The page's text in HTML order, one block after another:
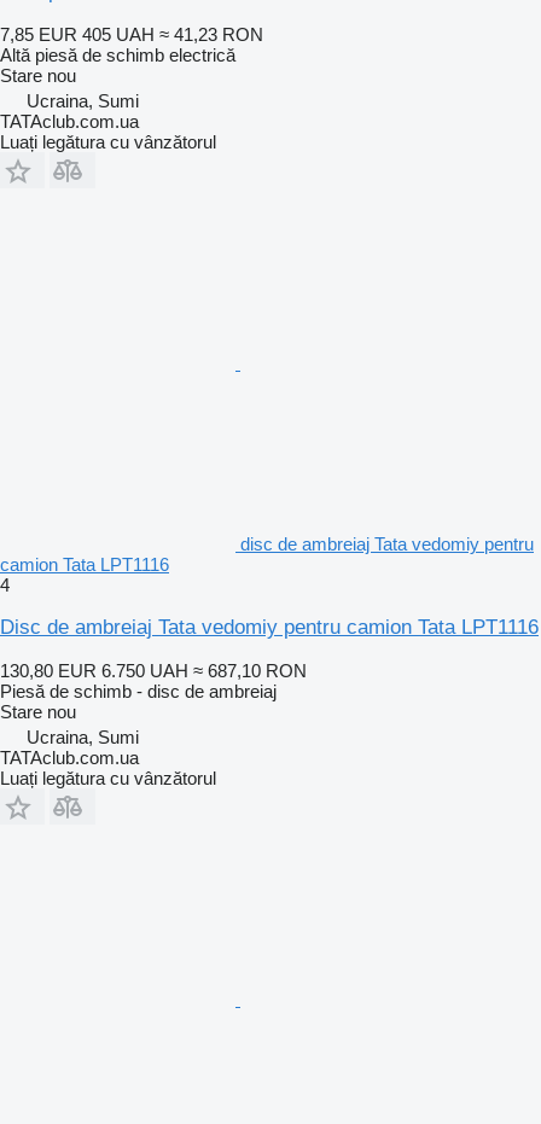
7,85 EUR 405 UAH ≈ 41,23 RON
Altă piesă de schimb electrică
Stare nou
Ucraina, Sumi
TATAclub.com.ua
Luați legătura cu vânzătorul
disc de ambreiaj Tata vedomiy pentru
camion Tata LPT1116
4
Disc de ambreiaj Tata vedomiy pentru camion Tata LPT1116
130,80 EUR 6.750 UAH ≈ 687,10 RON
Piesă de schimb - disc de ambreiaj
Stare nou
Ucraina, Sumi
TATAclub.com.ua
Luați legătura cu vânzătorul